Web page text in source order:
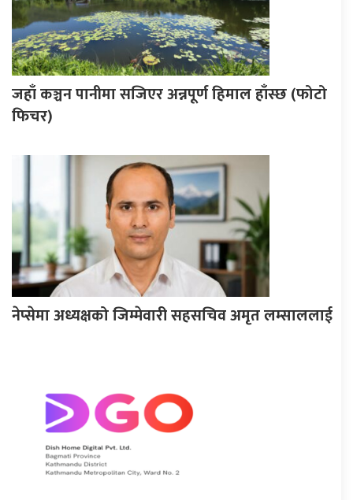
जहाँ कञ्चन पानीमा सजिएर अन्नपूर्ण हिमाल हाँस्छ (फोटो
फिचर)
नेप्सेमा अध्यक्षको जिम्मेवारी सहसचिव अमृत लम्साललाई